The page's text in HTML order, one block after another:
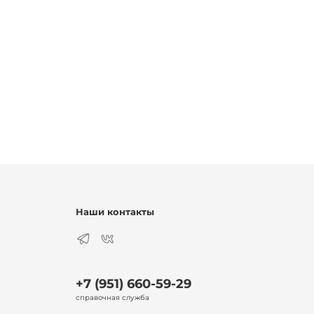
Наши контакты
+7 (951) 660-59-29
справочная служба